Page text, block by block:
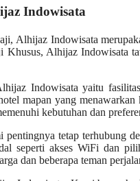
Indowisata
Alhijaz Indowisata
Khusus, Alhijaz Indowisata
Indowisata yaitu
mapan yang
kebutuhan dan
tetap terhubung
seperti akses WiFi dan
dan beberapa teman